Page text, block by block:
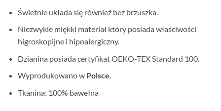
Świetnie układa się również bez brzuszka.
Niezwykle miękki materiał który posiada właściwości
higroskopijne i hipoalergiczny.
Dzianina posiada certyfikat OEKO-TEX Standard 100.
Wyprodukowano w Polsce.
Tkanina: 100% bawełna